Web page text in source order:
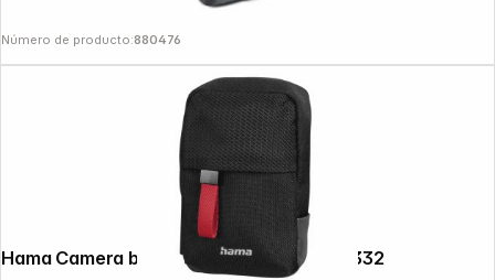
Número de producto:880476
Hama Camera bag Matera 60H black 121332